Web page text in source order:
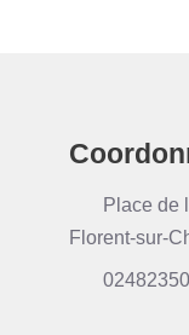
Place de
Florent-sur-